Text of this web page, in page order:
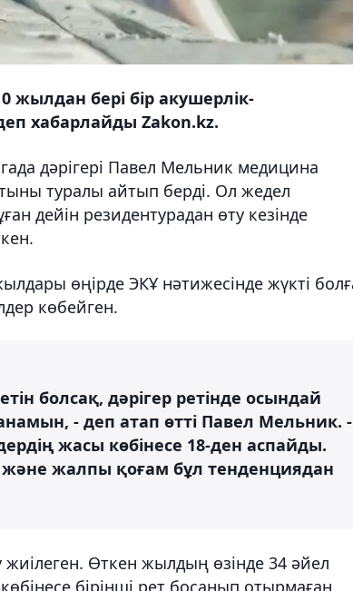
бері бір акушерлік-
хабарлайды Zakon.kz.
дәрігері Павел Мельник медицина
туралы айтып берді. Ол жедел
дейін резидентурадан өту кезінде
өңірде ЭКҰ нәтижесінде жүкті
көбейген.
болсақ, дәрігер ретінде осындай
- деп атап өтті Павел Мельник. -
жасы көбінесе 18-ден аспайды.
жалпы қоғам бұл тенденциядан
Өткен жылдың өзінде 34 әйел
бірінші рет босанып отырмаған